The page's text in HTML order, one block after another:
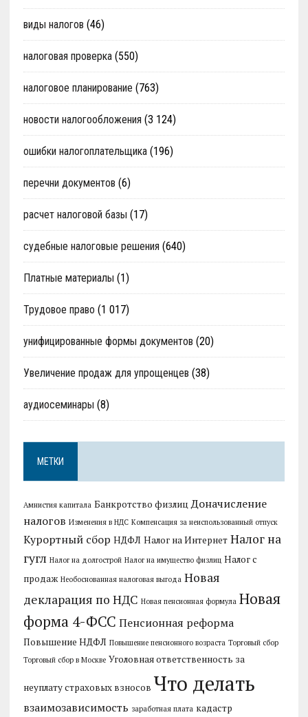
виды налогов (46)
налоговая проверка(550)
налоговое планирование (763)
новости налогообложения (3 124)
ошибки налогоплательщика(196)
перечни документов (6)
расчет налоговой базы (17)
судебные налоговые решения (640)
Платные материалы (1)
Трудовое право (1 017)
унифицированные формы документов (20)
Увеличение продаж для упрощенцев (38)
аудиосеминары (8)
МЕТКИ
Амнистия капитала Банкротство физлиц Доначисление
налогов Изменения в НДС Компенсация за неиспользованный отпуск
Курортный сбор НДФЛ Налог на Интернет Налог на
гугл Налог на долгострой Налог на имущество физлиц Налог с
продаж Необоснованная налоговая выгода Новая
декларация по НДС Новая пенсионная формула Новая
форма 4-ФСС Пенсионная реформа
Повышение НДФЛ Повышение пенсионного возраста Торговый сбор
Торговый сбор в Москве Уголовная ответственность за
неуплату страховых взносов Что делать
взаимозависимость заработная плата кадастр